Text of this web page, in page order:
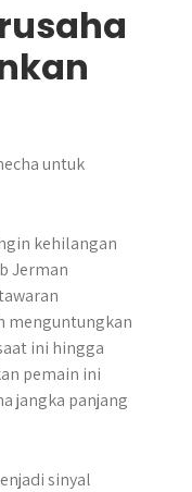
kehilangan
Jerman
menguntungkan
ini hingga
pemain ini
jangka panjang
sinyal